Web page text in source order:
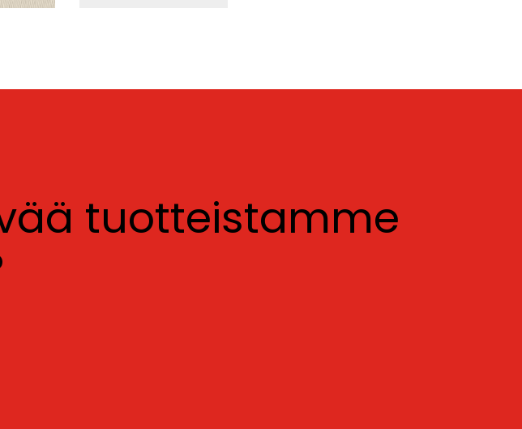
tuotteistamme